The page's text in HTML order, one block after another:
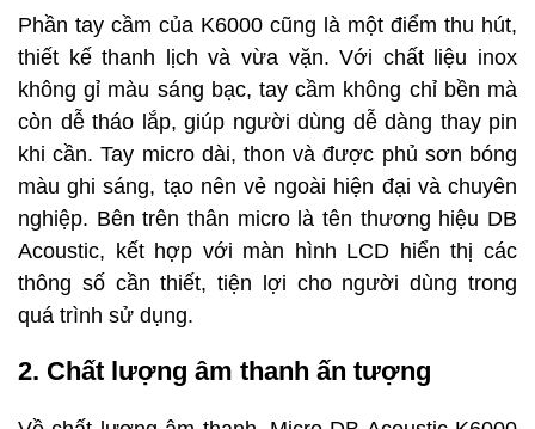
Phần tay cầm của K6000 cũng là một điểm thu hút,
thiết kế thanh lịch và vừa vặn. Với chất liệu inox
không gỉ màu sáng bạc, tay cầm không chỉ bền mà
còn dễ tháo lắp, giúp người dùng dễ dàng thay pin
khi cần. Tay micro dài, thon và được phủ sơn bóng
màu ghi sáng, tạo nên vẻ ngoài hiện đại và chuyên
nghiệp. Bên trên thân micro là tên thương hiệu DB
Acoustic, kết hợp với màn hình LCD hiển thị các
thông số cần thiết, tiện lợi cho người dùng trong
quá trình sử dụng.
2. Chất lượng âm thanh ấn tượng